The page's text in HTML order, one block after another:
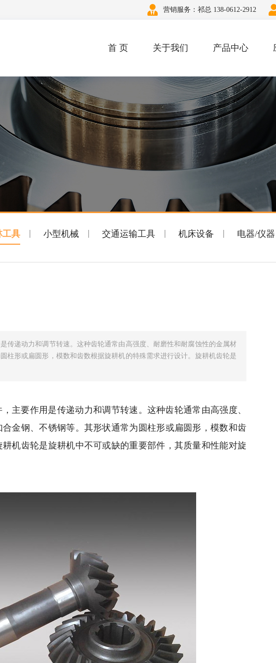
营销服务：祁总 138-0612-2912
首 页 关于我们 产品中心
工具 | 小型机械 | 交通运输工具 | 机床设备 | 电器/仪器
传递动力和调节转速。这种齿轮通常由高强度、耐磨性和耐腐蚀性的金属材
柱形或扁圆形，模数和齿数根据旋耕机的特殊需求进行设计。旋耕机齿轮是
主要作用是传递动力和调节转速。这种齿轮通常由高强度、
金钢、不锈钢等。其形状通常为圆柱形或扁圆形，模数和齿
耕机齿轮是旋耕机中不可或缺的重要部件，其质量和性能对旋